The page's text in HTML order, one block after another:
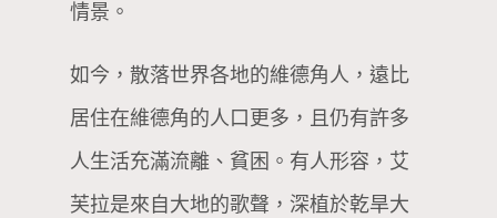
情景。
如今，散落世界各地的維德角人，遠比
居住在維德角的人口更多，且仍有許多
人生活充滿流離、貧困。有人形容，艾
芙拉是來自大地的歌聲，深植於乾旱大